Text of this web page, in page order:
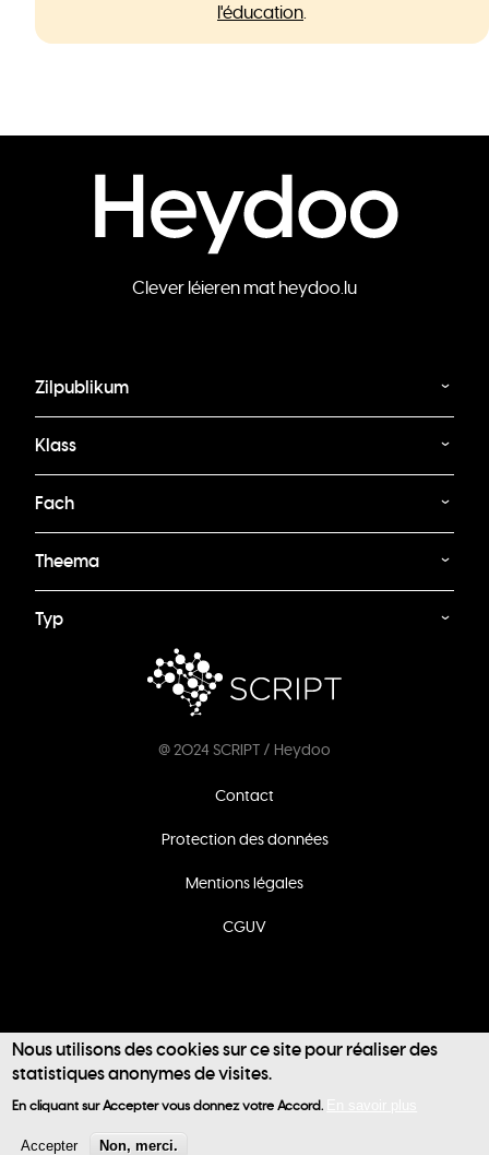
User
account
l'éducation.
Clever léieren mat heydoo.lu
Zilpublikum
Klass
Fach
Theema
Typ
@ 2024 SCRIPT / Heydoo
Contact
Protection des données
Mentions légales
CGUV
Nous utilisons des cookies sur ce site pour réaliser des
statistiques anonymes de visites.
En cliquant sur Accepter vous donnez votre Accord.
Accepter Non, merci.